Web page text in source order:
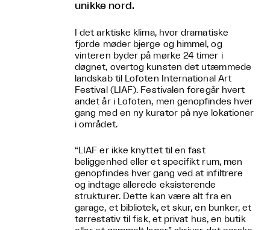
unikke nord.
I det arktiske klima, hvor dramatiske
fjorde møder bjerge og himmel, og
vinteren byder på mørke 24 timer i
døgnet, overtog kunsten det utæmmede
landskab til Lofoten International Art
Festival (LIAF). Festivalen foregår hvert
andet år i Lofoten, men genopfindes hver
gang med en ny kurator på nye lokationer
i området.
“LIAF er ikke knyttet til en fast
beliggenhed eller et specifikt rum, men
genopfindes hver gang ved at infiltrere
og indtage allerede eksisterende
strukturer. Dette kan være alt fra en
garage, et bibliotek, et skur, en bunker, et
tørrestativ til fisk, et privat hus, en butik